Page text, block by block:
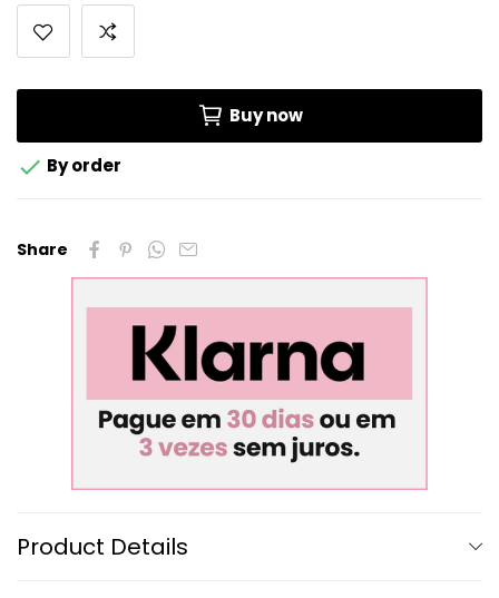
Buy now
 By order
Share
Product Details